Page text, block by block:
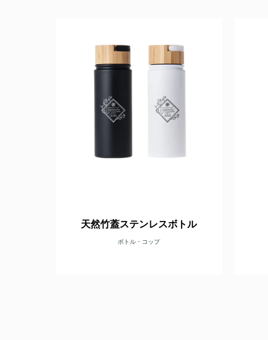
天然竹蓋ステンレスボトル
ボトル・コップ